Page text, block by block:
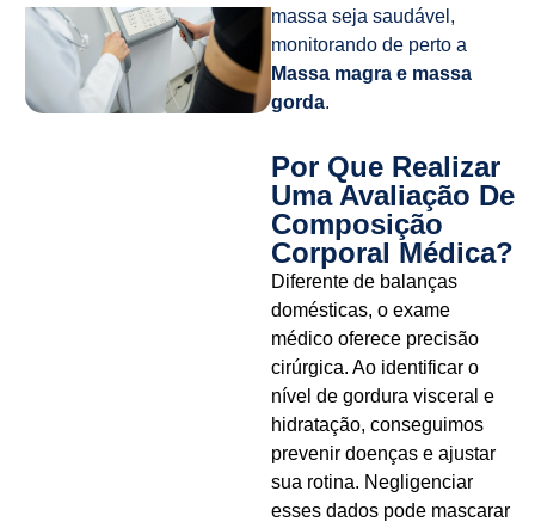
massa seja saudável,
monitorando de perto a
Massa magra e massa
gorda.
Por Que Realizar
Uma Avaliação De
Composição
Corporal Médica?
Diferente de balanças
domésticas, o exame
médico oferece precisão
cirúrgica. Ao identificar o
nível de gordura visceral e
hidratação, conseguimos
prevenir doenças e ajustar
sua rotina. Negligenciar
esses dados pode mascarar